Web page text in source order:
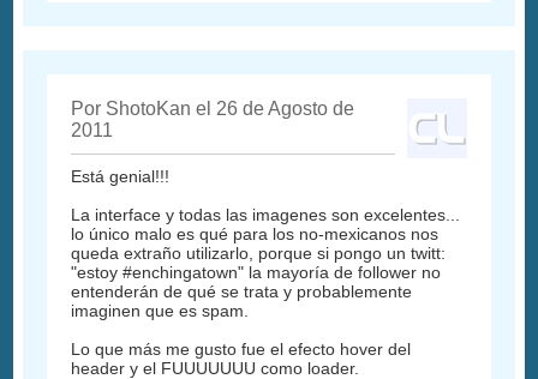
Por ShotoKan el 26 de Agosto de
2011
Está genial!!!
La interface y todas las imagenes son excelentes...
lo único malo es qué para los no-mexicanos nos
queda extraño utilizarlo, porque si pongo un twitt:
"estoy #enchingatown" la mayoría de follower no
entenderán de qué se trata y probablemente
imaginen que es spam.
Lo que más me gusto fue el efecto hover del
header y el FUUUUUUU como loader.